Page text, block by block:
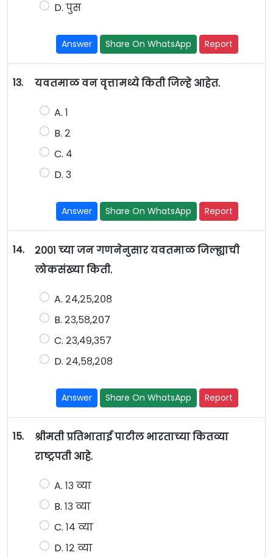
D. पुस
Answer Share On WhatsApp Report
13. यवतमाळ वन वृत्तामध्ये किती जिल्हे आहेत.
A. १
B. २
C. ४
D. ३
Answer Share On WhatsApp Report
14.
२००१ च्या जन गणनेनुसार यवतमाळ जिल्ह्याची
लोकसंख्या किती.
A. २४,२५,२०८
B. २३,५८,२०७
C. २३,४९,३५७
D. २४,५८,२०८
Answer Share On WhatsApp Report
15.
श्रीमती प्रतिभाताई पाटील भारताच्या कितव्या
राष्ट्रपती आहे.
A. १३ व्या
B. १३ व्या
C. १४ व्या
D. १२ व्या